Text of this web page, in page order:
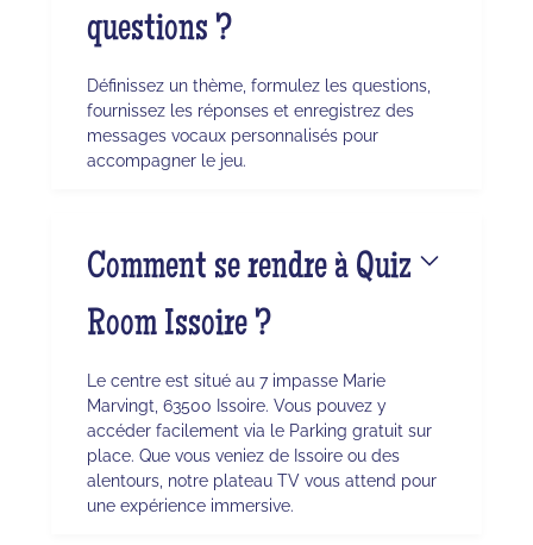
questions ?
Définissez un thème, formulez les questions,
fournissez les réponses et enregistrez des
messages vocaux personnalisés pour
accompagner le jeu.
Comment se rendre à Quiz
Room Issoire ?
Le centre est situé au 7 impasse Marie
Marvingt, 63500 Issoire. Vous pouvez y
accéder facilement via le Parking gratuit sur
place. Que vous veniez de Issoire ou des
alentours, notre plateau TV vous attend pour
une expérience immersive.